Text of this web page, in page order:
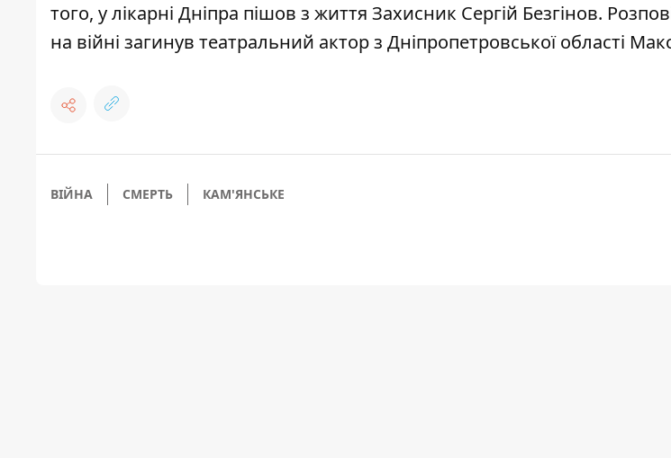
того, у лікарні Дніпра пішов з життя Захисник Сергій Безгінов.
на війні загинув театральний акторз Дніпропетровської області
ВІЙНА СМЕРТЬ КАМ'ЯНСЬКЕ